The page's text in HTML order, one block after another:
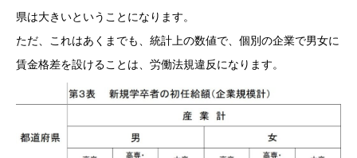
県は大きいということになります。
ただ、これはあくまでも、統計上の数値で、個別の企業で男女に
賃金格差を設けることは、労働法規違反になります。